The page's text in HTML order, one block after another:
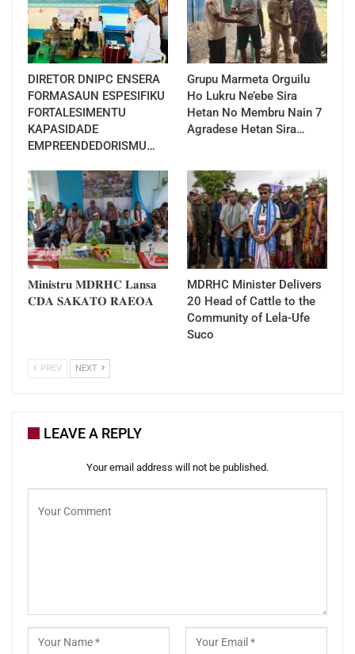
DIRETOR DNIPC ENSERA
FORMASAUN ESPESIFIKU
FORTALESIMENTU
KAPASIDADE
EMPREENDEDORISMU…
Grupu Marmeta Orguilu
Ho Lukru Ne’ebe Sira
Hetan No Membru Nain 7
Agradese Hetan Sira…
𝐌𝐢𝐧𝐢𝐬𝐭𝐫𝐮 𝐌𝐃𝐑𝐇𝐂 𝐋𝐚𝐧𝐬𝐚
𝐂𝐃𝐀 𝐒𝐀𝐊𝐀𝐓𝐎 𝐑𝐀𝐄𝐎𝐀
MDRHC Minister Delivers
20 Head of Cattle to the
Community of Lela-Ufe
Suco
PREV NEXT
LEAVE A REPLY
Your email address will not be published.